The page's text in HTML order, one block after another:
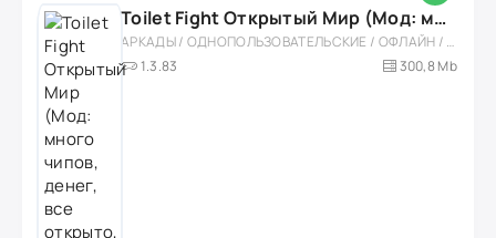
Toilet Fight Открытый Мир (Мод: много чипов, денег, все открыто, бессмертие, урон, 50+ читов)
АРКАДЫ / ОДНОПОЛЬЗОВАТЕЛЬСКИЕ / ОФЛАЙН / МОД / РОЛЕВЫЕ / ШУТЕРЫ / ОТКРЫТЫЙ МИР / ВСТРОЕННЫЙ КЕШ / 3D / ЭКШЕНЫ / ТУАЛЕТНЫЕ ВОЙНЫ / ДЛЯ ДЕТЕЙ
1.3.83
300,8 Mb